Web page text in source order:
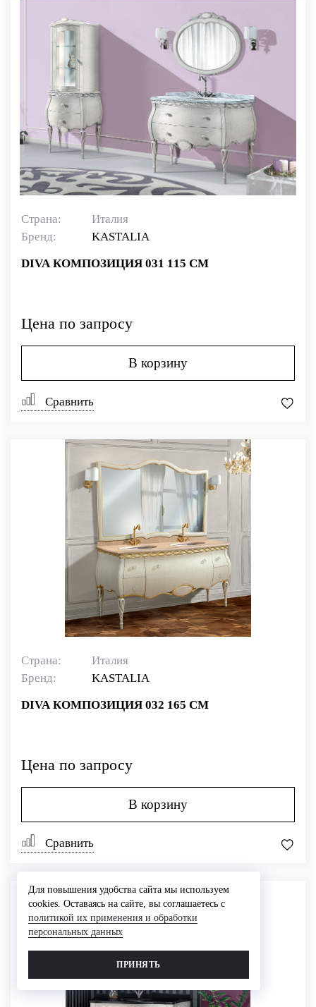
Страна:
Италия
Бренд:
KASTALIA
DIVA КОМПОЗИЦИЯ 031 115 СМ
Цена по запросу
В корзину
Сравнить
Страна:
Италия
Бренд:
KASTALIA
DIVA КОМПОЗИЦИЯ 032 165 СМ
Цена по запросу
В корзину
Сравнить
Для повышения удобства сайта мы используем
cookies. Оставаясь на сайте, вы соглашаетесь с
политикой их применения и обработки
персональных данных
ПРИНЯТЬ